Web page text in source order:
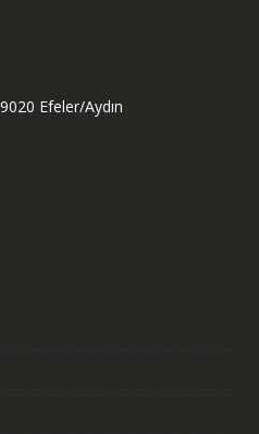
Efeler/Aydın